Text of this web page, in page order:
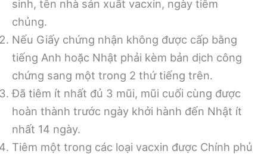
sinh, tên nhà sản xuất vacxin, ngày tiêm
chủng.
Nếu Giấy chứng nhận không được cấp bằng
tiếng Anh hoặc Nhật phải kèm bản dịch công
chứng sang một trong 2 thứ tiếng trên.
Đã tiêm ít nhất đủ 3 mũi, mũi cuối cùng được
hoàn thành trước ngày khởi hành đến Nhật ít
nhất 14 ngày.
Tiêm một trong các loại vacxin được Chính phủ